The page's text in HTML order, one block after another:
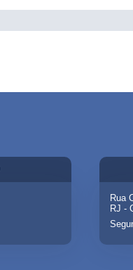
Rua
RJ -